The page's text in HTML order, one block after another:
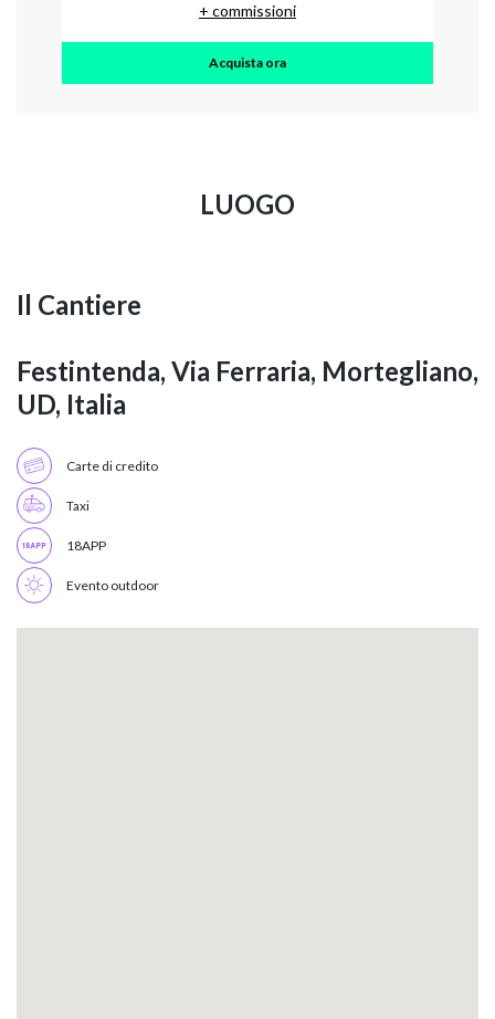
+ commissioni
Acquista ora
LUOGO
Il Cantiere
Festintenda, Via Ferraria, Mortegliano,
UD, Italia
Carte di credito
Taxi
18APP
Evento outdoor